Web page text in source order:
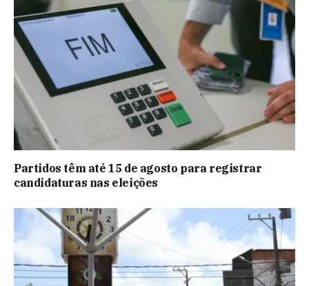
Partidos têm até 15 de agosto para registrar
candidaturas nas eleições